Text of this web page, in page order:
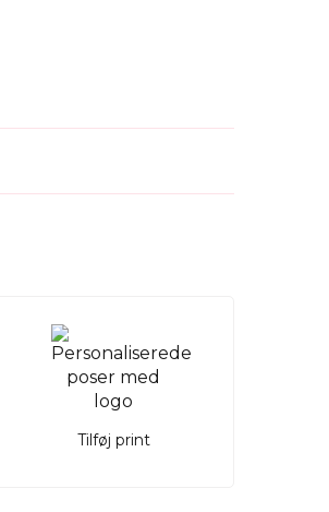
Tilføj print